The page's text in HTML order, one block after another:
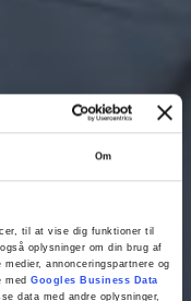
Om
til at vise dig funktioner til
oplysninger om din brug af
annonceringspartnere og
medGoogles Business Data
data med andre oplysninger,